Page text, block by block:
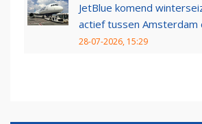
JetBlue komend
actief tussen Amsterdam
28-07-2026, 15:29